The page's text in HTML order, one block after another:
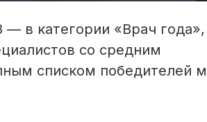
в категории «Врач года»,
со средним
списком победителей